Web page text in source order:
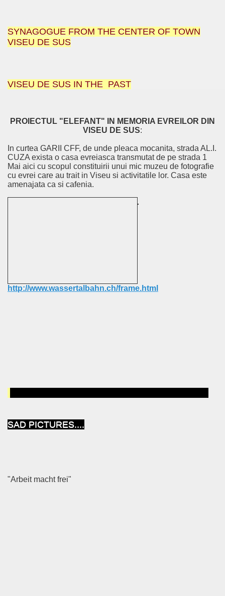
SYNAGOGUE FROM THE CENTER OF TOWN
VISEU DE SUS
VISEU DE SUS IN THE PAST
PROIECTUL "ELEFANT" IN MEMORIA EVREILOR DIN
VISEU DE SUS:
In curtea GARII CFF, de unde pleaca mocanita, strada AL.I.
CUZA exista o casa evreiasca transmutat de pe strada 1
Mai aici cu scopul constituirii unui mic muzeu de fotografie
cu evrei care au trait in Viseu si activitatile lor. Casa este
amenajata ca si cafenia.
http://www.wassertalbahn.ch/frame.html
SAD PICTURES....
"Arbeit macht frei"